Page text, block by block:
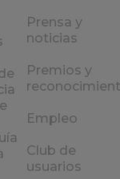
Prensa y
noticias
Premios y
Empleo
Club de
usuarios